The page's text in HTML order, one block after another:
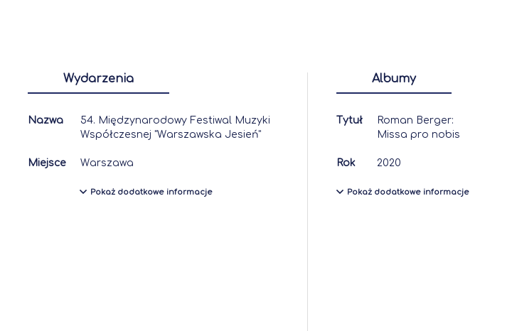
Wydarzenia
Nazwa
54. Międzynarodowy Festiwal Muzyki
Współczesnej "Warszawska Jesień"
Miejsce Warszawa
Pokaż dodatkowe informacje
Albumy
Tytuł
Roman Berger:
Missa pro nobis
Rok 2020
Pokaż dodatkowe informacje